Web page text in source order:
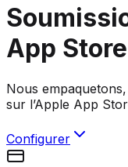
App Store
Nous
sur l’Apple App
Configurer